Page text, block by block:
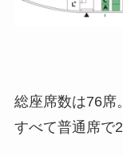
総座席数は76席。
すべて普通席で